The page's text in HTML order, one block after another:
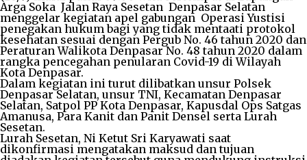
Arga Soka Jalan Raya Sesetan Denpasar Selatan
menggelar kegiatan apel gabungan Operasi Yustisi
penegakan hukum bagi yang tidak mentaati protokol
kesehatan sesuai dengan Pergub No. 46 tahun 2020 dan
Peraturan Walikota Denpasar No. 48 tahun 2020 dalam
rangka pencegahan penularan Covid-19 di Wilayah
Kota Denpasar.
Dalam kegiatan ini turut dilibatkan unsur Polsek
Denpasar Selatan, unsur TNI, Kecamatan Denpasar
Selatan, Satpol PP Kota Denpasar, Kapusdal Ops Satgas
Amanusa, Para Kanit dan Panit Densel serta Lurah
Sesetan.
Lurah Sesetan, Ni Ketut Sri Karyawati saat
dikonfirmasi mengatakan maksud dan tujuan